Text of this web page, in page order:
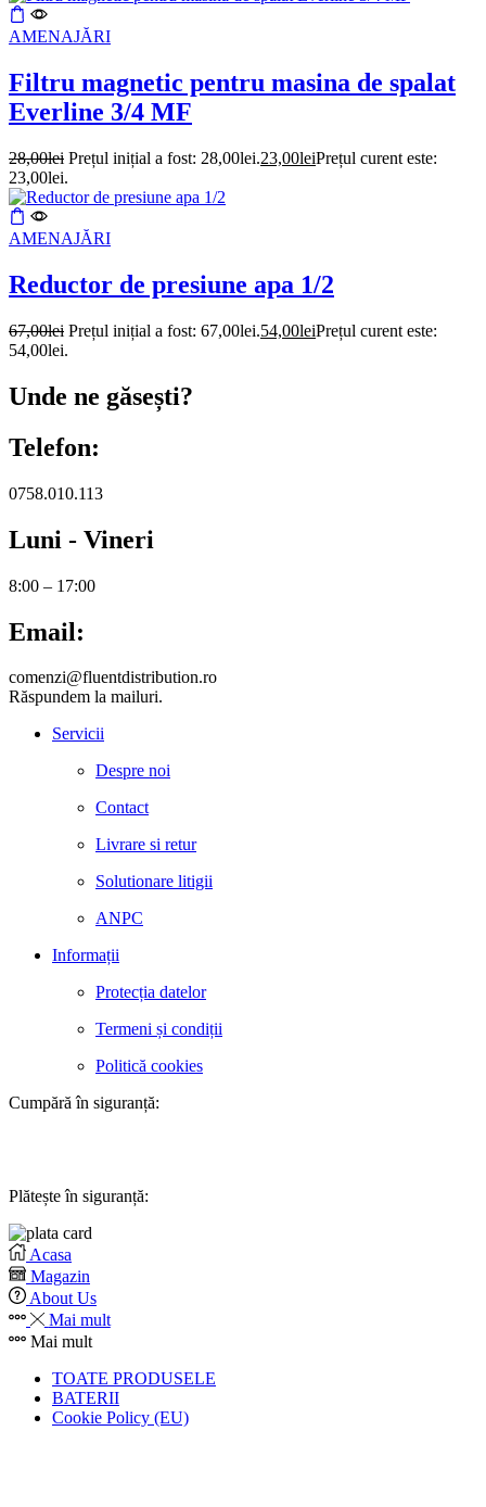
AMENAJĂRI
Filtru magnetic pentru masina de spalat
Everline 3/4 MF
28,00lei Prețul inițial a fost: 28,00lei.23,00leiPrețul curent este:
23,00lei.
AMENAJĂRI
Reductor de presiune apa 1/2
67,00lei Prețul inițial a fost: 67,00lei.54,00leiPrețul curent este:
54,00lei.
Unde ne găsești?
Telefon:
0758.010.113
Luni - Vineri
8:00 – 17:00
Email:
comenzi@fluentdistribution.ro
Răspundem la mailuri.
Servicii
Despre noi
Contact
Livrare si retur
Solutionare litigii
ANPC
Informații
Protecția datelor
Termeni și condiții
Politică cookies
Cumpără în siguranță:
Plătește în siguranță:
Acasa
Magazin
About Us
Mai mult
Mai mult
TOATE PRODUSELE
BATERII
Cookie Policy (EU)